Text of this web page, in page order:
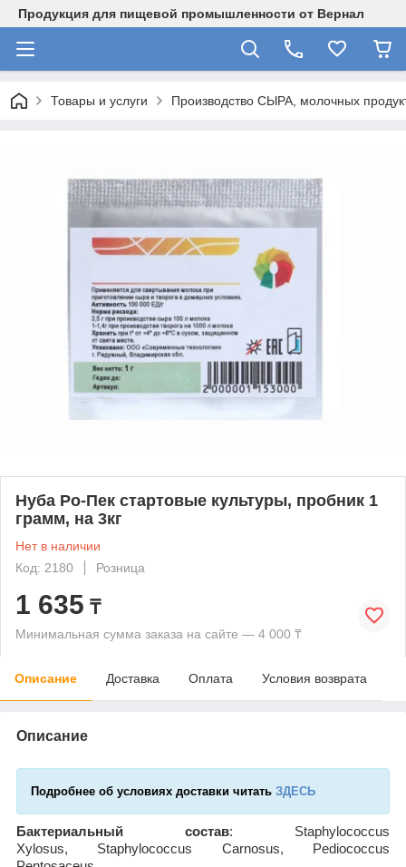
Продукция для пищевой промышленности от Вернал
Товары и услуги Производство СЫРА, молочных
Нуба Ро-Пек стартовые культуры, пробник 1
грамм, на 3кг
Нет в наличии
Код: 2180
Розница
1 635 ₸
Минимальная сумма заказа на сайте — 4 000 ₸
Описание Доставка Оплата Условия возврата
Описание
Подробнее об условиях доставки читать ЗДЕСЬ
Бактериальный состав: Staphylococcus
Xylosus, Staphylococcus Carnosus, Pediococcus